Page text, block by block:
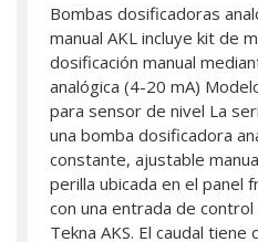
Bombas dosificadoras
manual AKL incluye kit de
dosificación manual
analógica (4-20 mA)
para sensor de nivel La
una bomba dosificadora
constante, ajustable
perilla ubicada en el panel
con una entrada de
Tekna AKS. El caudal tiene